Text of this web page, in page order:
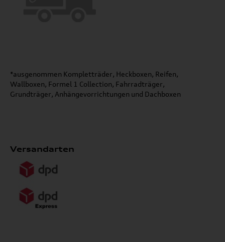
*ausgenommen Kompletträder, Heckboxen, Reifen,
Wallboxen, Formel 1 Collection, Fahrradträger,
Grundträger, Anhängevorrichtungen und Dachboxen
Versandarten